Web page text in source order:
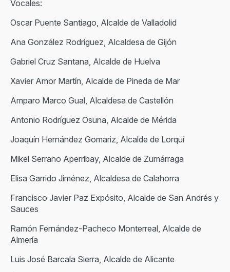
Vocales:
Oscar Puente Santiago, Alcalde de Valladolid
Ana González Rodríguez, Alcaldesa de Gijón
Gabriel Cruz Santana, Alcalde de Huelva
Xavier Amor Martín, Alcalde de Pineda de Mar
Amparo Marco Gual, Alcaldesa de Castellón
Antonio Rodríguez Osuna, Alcalde de Mérida
Joaquín Hernández Gomariz, Alcalde de Lorquí
Mikel Serrano Aperribay, Alcalde de Zumárraga
Elisa Garrido Jiménez, Alcaldesa de Calahorra
Francisco Javier Paz Expósito, Alcalde de San Andrés y
Sauces
Ramón Fernández-Pacheco Monterreal, Alcalde de
Almería
Luis José Barcala Sierra, Alcalde de Alicante